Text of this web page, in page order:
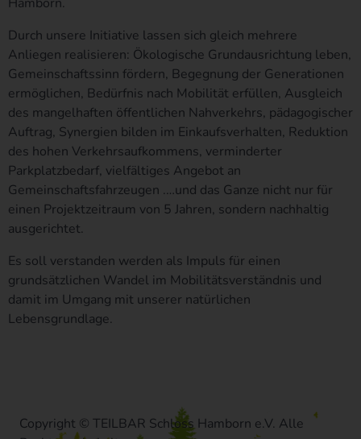
Durch unsere Initiative lassen sich gleich mehrere
Anliegen realisieren: Ökologische Grundausrichtung leben,
Gemeinschaftssinn fördern, Begegnung der Generationen
ermöglichen, Bedürfnis nach Mobilität erfüllen, Ausgleich
des mangelhaften öffentlichen Nahverkehrs, pädagogischer
Auftrag, Synergien bilden im Einkaufsverhalten, Reduktion
des hohen Verkehrsaufkommens, verminderter
Parkplatzbedarf, vielfältiges Angebot an
Gemeinschaftsfahrzeugen .…und das Ganze nicht nur für
einen Projektzeitraum von 5 Jahren, sondern nachhaltig
ausgerichtet.
Es soll verstanden werden als Impuls für einen
grundsätzlichen Wandel im Mobilitätsverständnis und
damit im Umgang mit unserer natürlichen
Lebensgrundlage.
Copyright © TEILBAR Schloss Hamborn e.V. Alle
Der für die Verarbeitung Verantwortliche verarbeitet und speichert
personenbezogene Daten der betroffenen Person nur für den
Zeitraum, der zur Erreichung des Speicherungszwecks
erforderlich ist oder sofern dies durch den Europäischen
Richtlinien- und Verordnungsgeber oder einen anderen
Gesetzgeber in Gesetzen oder Vorschriften, welchen der für die
Verarbeitung Verantwortliche unterliegt, vorgesehen wurde.
Entfällt der Speicherungszweck oder läuft eine vom Europäischen
Richtlinien- und Verordnungsgeber oder einem anderen
zuständigen Gesetzgeber vorgeschriebene Speicherfrist ab,
werden die personenbezogenen Daten routinemäßig und
gelöscht.
Rechte der betroffenen Person
verlangen, ob sie betreffende personenbezogene Daten
verarbeitet werden. Möchte eine betroffene Person dieses